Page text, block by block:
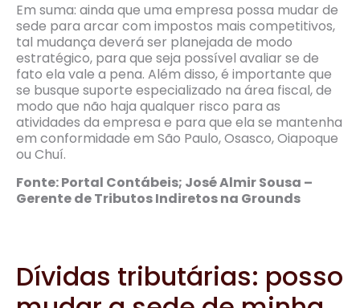
Em suma: ainda que uma empresa possa mudar de
sede para arcar com impostos mais competitivos,
tal mudança deverá ser planejada de modo
estratégico, para que seja possível avaliar se de
fato ela vale a pena. Além disso, é importante que
se busque suporte especializado na área fiscal, de
modo que não haja qualquer risco para as
atividades da empresa e para que ela se mantenha
em conformidade em São Paulo, Osasco, Oiapoque
ou Chuí.
Fonte: Portal Contábeis; José Almir Sousa –
Gerente de Tributos Indiretos na Grounds
Dívidas tributárias: posso